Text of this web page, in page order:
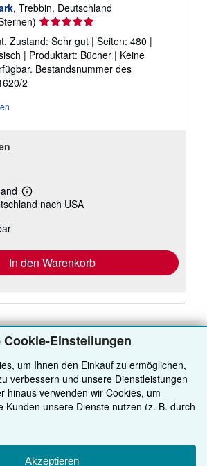
Cookie-Einstellungen
um Ihnen den Einkauf zu ermöglichen,
verbessern und unsere Dienstleistungen
hinaus verwenden wir Cookies, um
Kunden unsere Dienste nutzen (z. B. durch
Besuchen), sodass wir Optimierungen
ein, um in Anzeigen relevante Inhalte
von Anzeigen zu ermitteln. Wählen
Akzeptieren
, Trebbin, Deutschland
Verkäuferbewertung
von
5
Sternen
Zustand: Sehr gut | Seiten: 480 |
| Produktart: Bücher | Keine
Bestandsnummer des
2
Weitere
Informationen
nach USA
In den Warenkorb
ZURÜCK NACH OBEN